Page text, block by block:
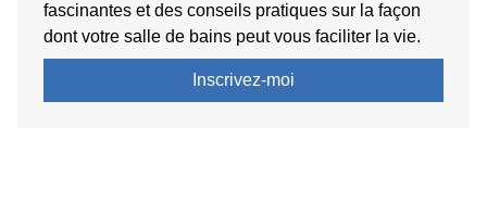
fascinantes et des conseils pratiques sur la façon
dont votre salle de bains peut vous faciliter la vie.
Inscrivez-moi